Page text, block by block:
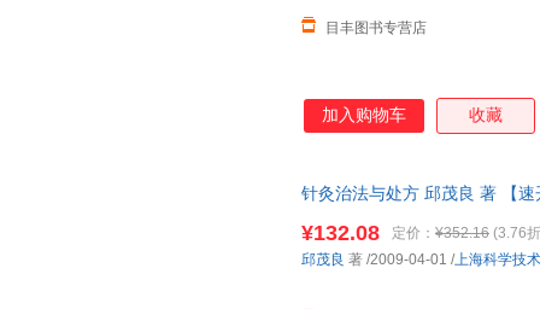
目丰图书专营店
加入购物车 收藏
针灸治法与处方 邱茂良 著 【
¥132.08 定价： ¥352.16 (3.76
邱茂良 著 /2009-04-01 /上海科学技